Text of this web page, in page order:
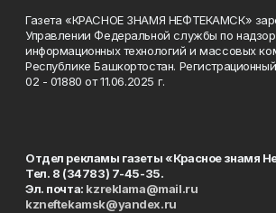
Газета «КРАСНОЕ ЗНАМЯ НЕФТЕКАМСК»
Управлении Федеральной службы по
информационных технологий и массовых
Республике Башкортостан.
02 - 01880 от 11.06.2025 г.
Отдел рекламы газеты «Красное знамя
Тел. 8 (34783) 7-45-35.
Эл. почта: kzreklama@mail.ru
kzneftekamsk@yandex.ru